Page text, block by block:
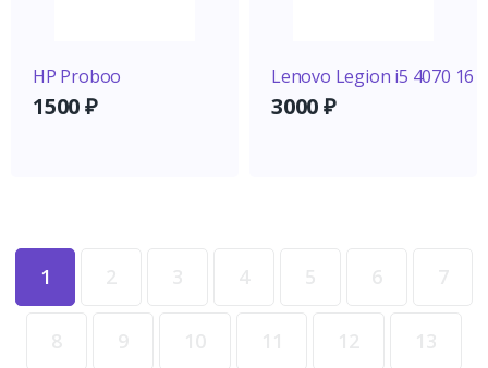
1
HP Proboo
1500₽
Lenovo Legion i5 4070 16
3000₽